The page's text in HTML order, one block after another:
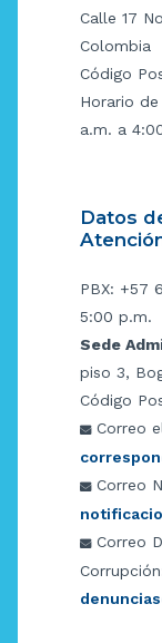
Calle 17
Colombia
Código
Horario
a.m. a
Datos
PBX: +57
5:00 p.m.
Sede
piso 3,
Código
Correo
Correo
Correo